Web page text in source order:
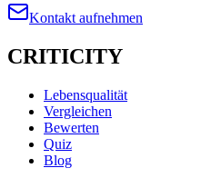
Kontakt aufnehmen
CRITICITY
Lebensqualität
Vergleichen
Bewerten
Quiz
Blog